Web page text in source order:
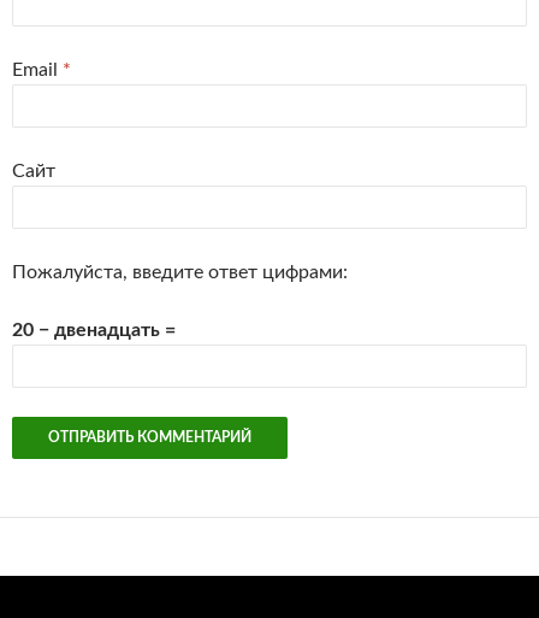
Email *
Сайт
Пожалуйста, введите ответ цифрами:
20 − двенадцать =